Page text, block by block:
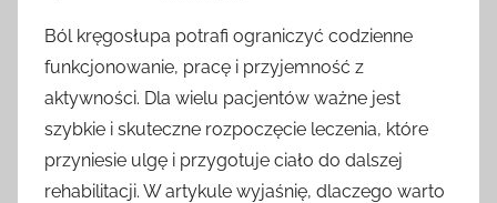
z
e
z
k
a
s
Ból kręgosłupa potrafi ograniczyć codzienne
funkcjonowanie, pracę i przyjemność z
aktywności. Dla wielu pacjentów ważne jest
szybkie i skuteczne rozpoczęcie leczenia, które
przyniesie ulgę i przygotuje ciało do dalszej
rehabilitacji. W artykule wyjaśnię, dlaczego warto